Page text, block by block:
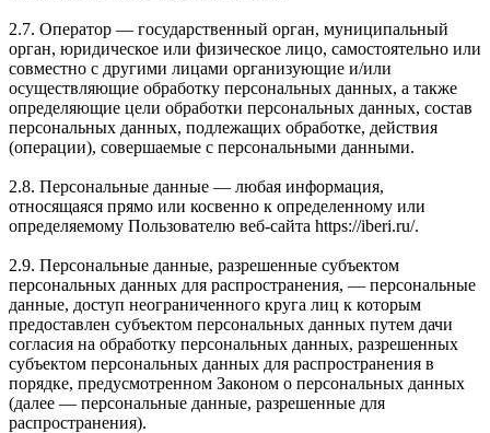
2.7. Оператор — государственный орган, муниципальный
орган, юридическое или физическое лицо, самостоятельно или
совместно с другими лицами организующие и/или
осуществляющие обработку персональных данных, а также
определяющие цели обработки персональных данных, состав
персональных данных, подлежащих обработке, действия
(операции), совершаемые с персональными данными.
2.8. Персональные данные — любая информация,
относящаяся прямо или косвенно к определенному или
определяемому Пользователю веб-сайта https://iberi.ru/.
2.9. Персональные данные, разрешенные субъектом
персональных данных для распространения, — персональные
данные, доступ неограниченного круга лиц к которым
предоставлен субъектом персональных данных путем дачи
согласия на обработку персональных данных, разрешенных
субъектом персональных данных для распространения в
порядке, предусмотренном Законом о персональных данных
(далее — персональные данные, разрешенные для
распространения).